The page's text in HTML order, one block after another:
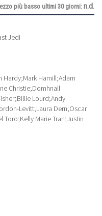
più basso ultimi 30 giorni: n.d.
Jedi
Hardy;Mark Hamill;Adam
Christie;Domhnall
;Billie Lourd;Andy
Levitt;Laura Dern;Oscar
Toro;Kelly Marie Tran;Justin